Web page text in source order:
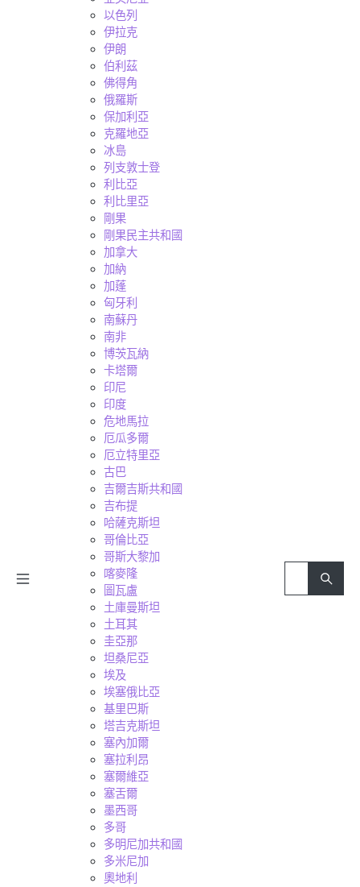
以色列
伊拉克
伊朗
伯利茲
佛得角
俄羅斯
保加利亞
克羅地亞
冰島
列支敦士登
利比亞
利比里亞
剛果
剛果民主共和國
加拿大
加納
加蓬
匈牙利
南蘇丹
南非
博茨瓦納
卡塔爾
印尼
印度
危地馬拉
厄瓜多爾
厄立特里亞
古巴
吉爾吉斯共和國
吉布提
哈薩克斯坦
哥倫比亞
哥斯大黎加
喀麥隆
圖瓦盧
土庫曼斯坦
土耳其
圭亞那
坦桑尼亞
埃及
埃塞俄比亞
基里巴斯
塔吉克斯坦
塞內加爾
塞拉利昂
塞爾維亞
塞舌爾
墨西哥
多哥
多明尼加共和國
多米尼加
奧地利